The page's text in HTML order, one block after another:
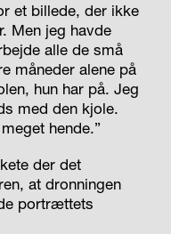
et billede, der ikke
Men jeg havde
alle de små
måneder alene på
hun har på. Jeg
med den kjole.
hende.”
der det
at dronningen
portrættets